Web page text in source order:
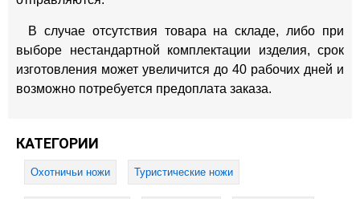
В случае отсутствия товара на складе, либо при
выборе нестандартной комплектации изделия, срок
изготовления может увеличится до 40 рабочих дней и
возможно потребуется предоплата заказа.
КАТЕГОРИИ
Охотничьи ножи Туристические ножи